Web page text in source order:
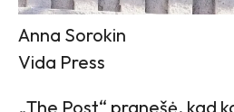
Anna Sorokin
Vida Press
„The Post“ pranešė, kad